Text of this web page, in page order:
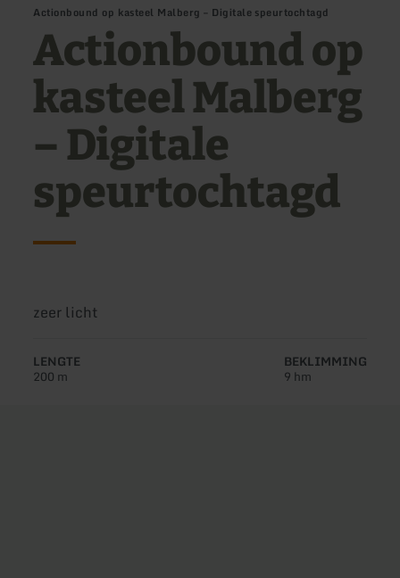
Actionbound op kasteel Malberg – Digitale speurtochtagd
Actionbound op
kasteel Malberg
– Digitale
speurtochtagd
Moeilijkheidsgraad:
zeer licht
LENGTE
200 m
BEKLIMMING
9 hm